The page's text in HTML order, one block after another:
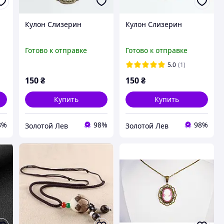
Кулон Слизерин
Готово к отправке
150 ₴
Купить
Золотой Лев 98%
Кулон Слизерин
Готово к отправке
5.0 (1)
150₴
Купить
Золотой Лев 98%